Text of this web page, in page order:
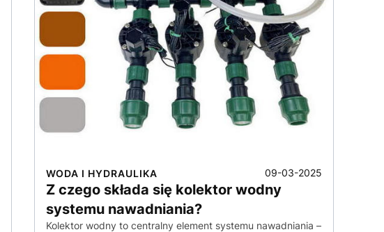
WODA I HYDRAULIKA 09-03-2025
Z czego składa się kolektor wodny
systemu nawadniania?
Kolektor wodny to centralny element systemu nawadniania –